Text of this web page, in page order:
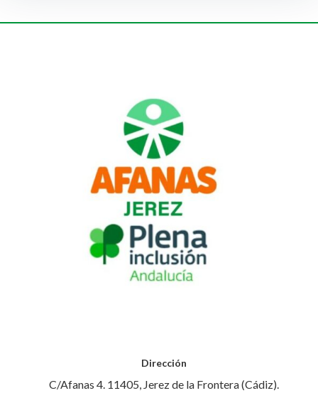
Dirección
C/Afanas 4. 11405, Jerez de la Frontera (Cádiz).